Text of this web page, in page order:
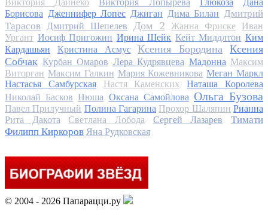
Борисова Дженнифер Лопес Джиган Дима Билан Дмитрий
Тарасов
Дмитрий Шепелев Дом 2 Жанна Фриске
Иван
Ургант Иосиф Пригожин Ирина Шейк Кейт Миддлтон Ким
Кардашьян
Кристина Асмус Ксения Бородина
Ксения
Собчак Курбан Омаров Лера Кудрявцева Мадонна Максим
Виторган Максим Галкин Мария Кожевникова Меган Маркл
Настасья Самбурская
Настя Каменских
Наташа Королева
Николай Басков Нюша Оксана Самойлова Ольга Бузова
Павел Прилучный Полина Гагарина Прохор Шаляпин Рианна
Рита Дакота
Светлана Лобода Сергей Лазарев
Тимати
Филипп Киркоров Яна Рудковская
© 2004 - 2026 Папарацци.ру